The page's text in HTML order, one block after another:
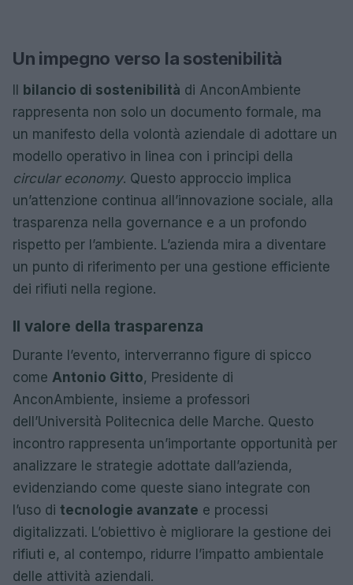
Un impegno verso la sostenibilità
Il bilancio di sostenibilità di AnconAmbiente
rappresenta non solo un documento formale, ma
un manifesto della volontà aziendale di adottare un
modello operativo in linea con i principi della
circular economy. Questo approccio implica
un’attenzione continua all’innovazione sociale, alla
trasparenza nella governance e a un profondo
rispetto per l’ambiente. L’azienda mira a diventare
un punto di riferimento per una gestione efficiente
dei rifiuti nella regione.
Il valore della trasparenza
Durante l’evento, interverranno figure di spicco
come Antonio Gitto, Presidente di
AnconAmbiente, insieme a professori
dell’Università Politecnica delle Marche. Questo
incontro rappresenta un’importante opportunità per
analizzare le strategie adottate dall’azienda,
evidenziando come queste siano integrate con
l’uso di tecnologie avanzate e processi
digitalizzati. L’obiettivo è migliorare la gestione dei
rifiuti e, al contempo, ridurre l’impatto ambientale
delle attività aziendali.